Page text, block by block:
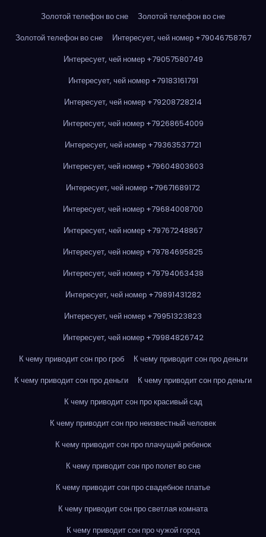
Золотой телефон во сне
Золотой телефон во сне
Золотой телефон во сне
Интересует, чей номер +79046758767
Интересует, чей номер +79057580749
Интересует, чей номер +79183161791
Интересует, чей номер +79208728214
Интересует, чей номер +79268654009
Интересует, чей номер +79363537721
Интересует, чей номер +79604803603
Интересует, чей номер +79671689172
Интересует, чей номер +79684008700
Интересует, чей номер +79767248867
Интересует, чей номер +79784695825
Интересует, чей номер +79794063438
Интересует, чей номер +79891431282
Интересует, чей номер +79951323823
Интересует, чей номер +79984826742
К чему приводит сон про гроб
К чему приводит сон про деньги
К чему приводит сон про деньги
К чему приводит сон про деньги
К чему приводит сон про красивый сад
К чему приводит сон про неизвестный человек
К чему приводит сон про плачущий ребенок
К чему приводит сон про полет во сне
К чему приводит сон про свадебное платье
К чему приводит сон про светлая комната
К чему приводит сон про чужой город